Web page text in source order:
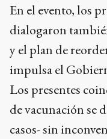
En el evento, los
dialogaron
y el plan de
impulsa el
Los presentes
de vacunación se
casos- sin